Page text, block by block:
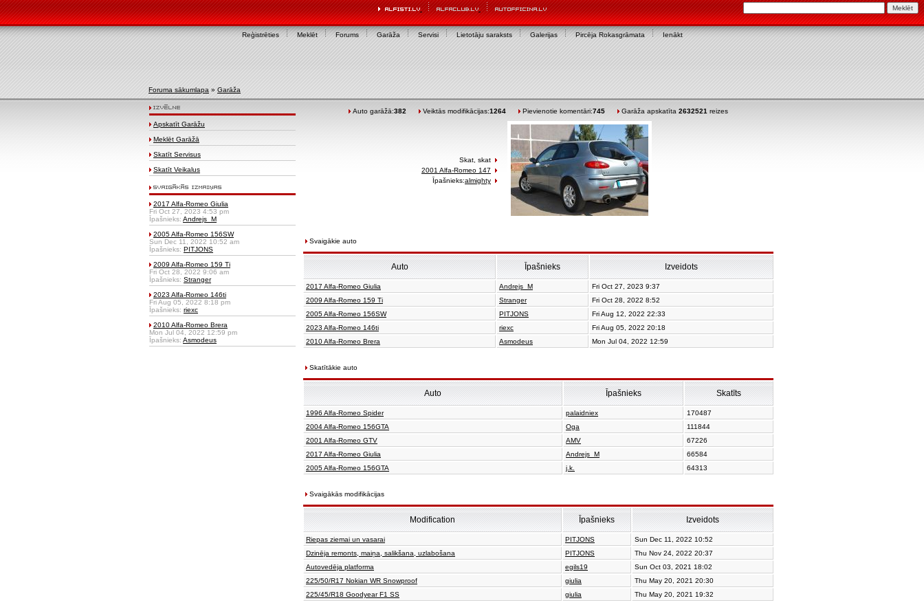
Reģistrēties Meklēt Forums Garāža Servisi Lietotāju saraksts Galerijas Pircēja Rokasgrāmata Ienākt
Foruma sākumlapa » Garāža
Apskatīt Garāžu
Meklēt Garāžā
Skatīt Servisus
Skatīt Veikalus
2017 Alfa-Romeo Giulia
Fri Oct 27, 2023 4:53 pm
Īpašnieks: Andrejs_M
2005 Alfa-Romeo 156SW
Sun Dec 11, 2022 10:52 am
Īpašnieks: PITJONS
2009 Alfa-Romeo 159 Ti
Fri Oct 28, 2022 9:06 am
Īpašnieks: Stranger
2023 Alfa-Romeo 146ti
Fri Aug 05, 2022 8:18 pm
Īpašnieks: riexc
2010 Alfa-Romeo Brera
Mon Jul 04, 2022 12:59 pm
Īpašnieks: Asmodeus
Auto garāžā:382 Veiktās modifikācijas:1264 Pievienotie komentāri:745 Garāža apskatīta 2632521 reizes
Skat, skat
2001 Alfa-Romeo 147
Īpašnieks:almighty
Svaigākie auto
Auto Īpašnieks Izveidots
2017 Alfa-Romeo Giulia Andrejs_M
Fri Oct 27, 2023 9:37
2009 Alfa-Romeo 159 Ti
Stranger
Fri Oct 28, 2022 8:52
2005 Alfa-Romeo 156SW
PITJONS
Fri Aug 12, 2022 22:33
2023 Alfa-Romeo 146ti
riexc
Fri Aug 05, 2022 20:18
2010 Alfa-Romeo Brera
Asmodeus Mon Jul 04, 2022 12:59
Skatītākie auto
Auto Īpašnieks Skatīts
1996 Alfa-Romeo Spider palaidniex
170487
2004 Alfa-Romeo 156GTA
Oga
111844
2001 Alfa-Romeo GTV
AMV
67226
2017 Alfa-Romeo Giulia
Andrejs_M
66584
2005 Alfa-Romeo 156GTA
j.k. 64313
Svaigākās modifikācijas
Modification Īpašnieks Izveidots
Riepas ziemai un vasarai PITJONS
Sun Dec 11, 2022 10:52
Dzinēja remonts, maiņa, salikšana, uzlabošana
PITJONS
Thu Nov 24, 2022 20:37
Autovedēja platforma
egils19
Sun Oct 03, 2021 18:02
225/50/R17 Nokian WR Snowproof
giulia
Thu May 20, 2021 20:30
225/45/R18 Goodyear F1 SS
giulia Thu May 20, 2021 19:32